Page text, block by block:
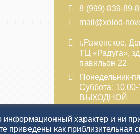
8 (999) 839-89-
mail@xolod-
г.Раменское,
ТЦ «Радуга»,
павильон 22
Понедельник-
Суббота:
ВЫХОДНОЙ
характер и ни
приведены как приблизительная